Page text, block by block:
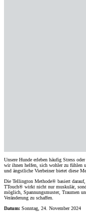
Unsere Hunde erleben häufig Stress
wir ihnen helfen, sich wohler zu fühlen
und ängstliche Vierbeiner bietet diese
Die Tellington Methode® basiert
TTouch® wirkt nicht nur muskulär,
möglich, Spannungsmuster, Traumen
Veränderung zu schaffen.
Datum: Sonntag, 24. November 2024